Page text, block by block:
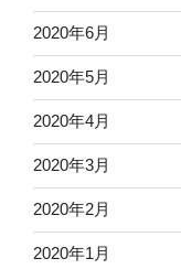
2020年6月
2020年5月
2020年4月
2020年3月
2020年2月
2020年1月